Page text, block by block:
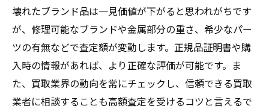
壊れたブランド品は一見価値が下がると思われがちです
が、修理可能なブランドや金属部分の重さ、希少なパー
ツの有無などで査定額が変動します。正規品証明書や購
入時の情報があれば、より正確な評価が可能です。ま
た、買取業界の動向を常にチェックし、信頼できる買取
業者に相談することも高額査定を受けるコツと言えるで